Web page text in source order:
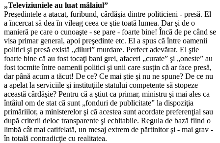
„Televiziuniele au luat mălaiul”
Preşedintele a atacat, furibund, cârdăşia dintre politicieni - presă. El
a încercat să dea în vileag ceea ce ştie toată lumea. Dar şi de o
manieră pe care o cunoaşte - se pare - foarte bine! Încă de pe când se
visa primar general, apoi preşedinte etc. El a spus că între oamenii
politici şi presă există „diluri” murdare. Perfect adevărat. El ştie
foarte bine că au fost tocaţi bani grei, afaceri „curate” şi „oneste” au
fost tocmite între oamenii politici şi unii care susţin că ar face presă,
dar până acum a tăcut! De ce? Ce mai ştie şi nu ne spune? De ce nu
a apelat la serviciile şi instituţiile statului competente să stopeze
această cârdăşie? Pentru că a ştiut ca primar, ministru şi mai ales ca
întâiul om de stat că sunt „fonduri de publicitate” la dispoziţia
primăriilor, a ministerelor şi că acestea sunt acordate preferenţial sau
după criterii deloc transparente şi echitabile. Regula de bază fiind o
limbă cât mai catifelată, un mesaj extrem de părtinitor şi - mai grav -
în totală contradicţie cu realitatea.